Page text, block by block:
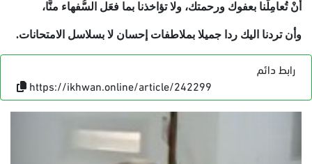
أنْ تُعامِلَنا بعفوك ورحمتك، ولا تؤاخذنا بما فعَل السُّفهاء منَّا،
وأن تردنا اليك ردا جميلا بملاطفات إحسان لا بسلاسل الامتحانات.
رابط دائم
https://ikhwan.online/article/242299